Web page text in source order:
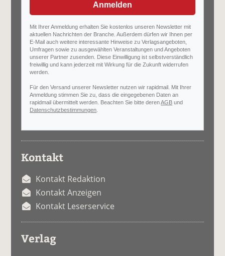
Anmelden
Mit Ihrer Anmeldung erhalten Sie kostenlos unseren Newsletter mit
aktuellen Nachrichten der Branche. Außerdem dürfen wir Ihnen per
E-Mail auch weitere interessante Hinweise zu Verlagsangeboten,
Umfragen sowie zu ausgewählten Veranstaltungen und Angeboten
unserer Partner zusenden. Diese Einwilligung ist selbstverständlich
freiwillig und kann jederzeit mit Wirkung für die Zukunft widerrufen
werden.
Für den Versand unserer Newsletter nutzen wir rapidmail. Mit Ihrer
Anmeldung stimmen Sie zu, dass die eingegebenen Daten an
rapidmail übermittelt werden. Beachten Sie bitte derenAGB und
Datenschutzbestimmungen
Kontakt
Kontakt Redaktion
Kontakt Anzeigen
Kontakt Leserservice
Verlag